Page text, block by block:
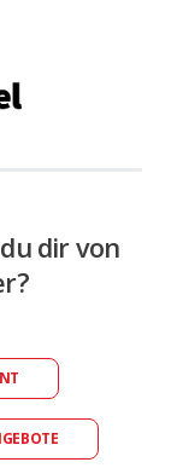
dir von